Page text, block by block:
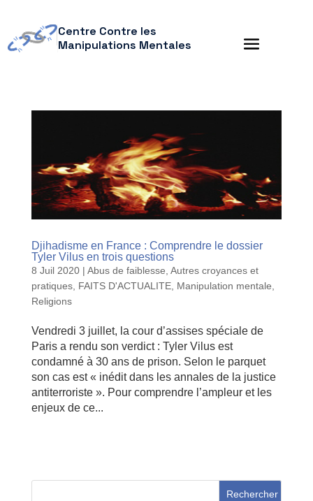
Centre Contre les
Manipulations Mentales
Djihadisme en France : Comprendre le dossier
Tyler Vilus en trois questions
8 Juil 2020| Abus de faiblesse Autres croyances et
pratiques, FAITS D'ACTUALITE, Manipulation mentale
Religions
Vendredi 3 juillet, la cour d’assises spéciale de
Paris a rendu son verdict : Tyler Vilus est
condamné à 30 ans de prison. Selon le parquet
son cas est « inédit dans les annales de la justice
antiterroriste ». Pour comprendre l’ampleur et les
enjeux de ce...